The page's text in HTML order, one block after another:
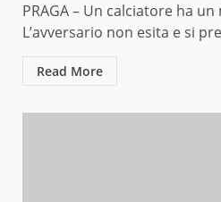
PRAGA – Un calciatore ha
L’avversario non esita e si
Read More